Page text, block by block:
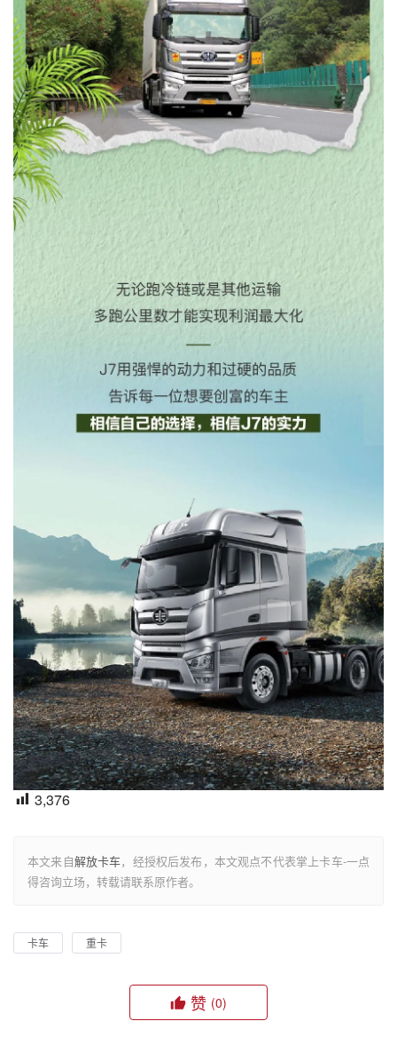
3,376
本文来自解放卡车，经授权后发布，本文观点不代表掌上卡车-一点
得咨询立场，转载请联系原作者。
卡车 重卡
赞 (0)